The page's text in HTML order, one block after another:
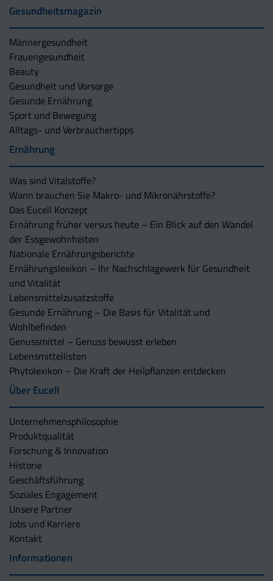
Gesundheitsmagazin
Männergesundheit
Frauengesundheit
Beauty
Gesundheit und Vorsorge
Gesunde Ernährung
Sport und Bewegung
Alltags- und Verbrauchertipps
Ernährung
Was sind Vitalstoffe?
Wann brauchen Sie Makro- und Mikronährstoffe?
Das Eucell Konzept
Ernährung früher versus heute – Ein Blick auf den Wandel
der Essgewohnheiten
Nationale Ernährungsberichte
Ernährungslexikon – Ihr Nachschlagewerk für Gesundheit
und Vitalität
Lebensmittelzusatzstoffe
Gesunde Ernährung – Die Basis für Vitalität und
Wohlbefinden
Genussmittel – Genuss bewusst erleben
Lebensmittellisten
Phytolexikon – Die Kraft der Heilpflanzen entdecken
Über Eucell
Unternehmens­philosophie
Produktqualität
Forschung & Innovation
Historie
Geschäftsführung
Soziales Engagement
Unsere Partner
Jobs und Karriere
Kontakt
Informationen